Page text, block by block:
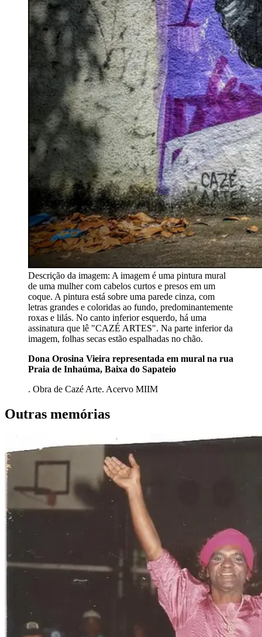
Descrição da imagem: A imagem é uma pintura mural
de uma mulher com cabelos curtos e presos em um
coque. A pintura está sobre uma parede cinza, com
letras grandes e coloridas ao fundo, predominantemente
roxas e lilás. No canto inferior esquerdo, há uma
assinatura que lê "CAZÉ ARTES". Na parte inferior da
imagem, folhas secas estão espalhadas no chão.
Dona Orosina Vieira representada em mural na rua
Praia de Inhaúma, Baixa do Sapateio
. Obra de Cazé Arte. Acervo MIIM
Outras memórias